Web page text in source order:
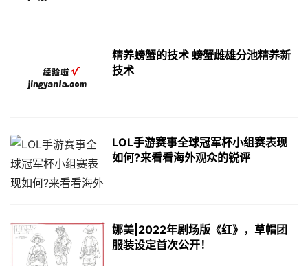
精养螃蟹的技术 螃蟹雌雄分池精养新
技术
LOL手游赛事全球冠军杯小组赛表现
如何?来看看海外观众的锐评
娜美|2022年剧场版《红》，草帽团
服装设定首次公开！